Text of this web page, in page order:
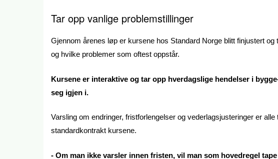
Tar opp vanlige problemstillinger
Gjennom årenes løp er kursene hos Standard Norge blitt finjustert
og hvilke problemer som oftest oppstår.
Kursene er interaktive og tar opp hverdagslige hendelser i
seg igjen i.
Varsling om endringer, fristforlengelser og vederlagsjusteringer er
standardkontrakt kursene.
- Om man ikke varsler innen fristen, vil man som hovedregel